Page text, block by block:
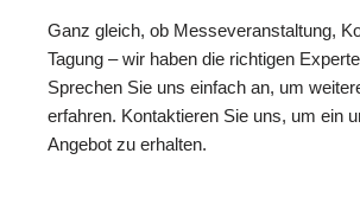
Ganz gleich, ob Messeveranstaltung,
Tagung – wir haben die richtigen
Sprechen Sie uns einfach an, um
erfahren. Kontaktieren Sie uns, um ein
Angebot zu erhalten.